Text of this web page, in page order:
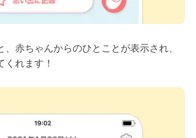
赤ちゃんからのひとことが表示され、
れます！